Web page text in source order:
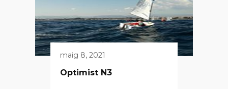
maig 8, 2021
Optimist N3